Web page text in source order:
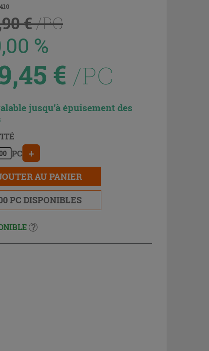
€/PC
%
€ /PC
jusqu’à épuisement des
PC +
AU PANIER
PC DISPONIBLES